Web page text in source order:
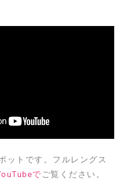
ットです。フルレングス
で ご覧ください。